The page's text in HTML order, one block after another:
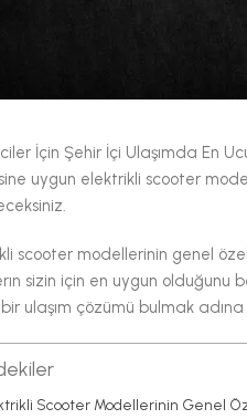
İçin Şehir İçi Ulaşımda En
uygun elektrikli scooter
scooter modellerinin genel
sizin için en uygun olduğunu
ulaşım çözümü bulmak
Scooter Modellerinin Genel